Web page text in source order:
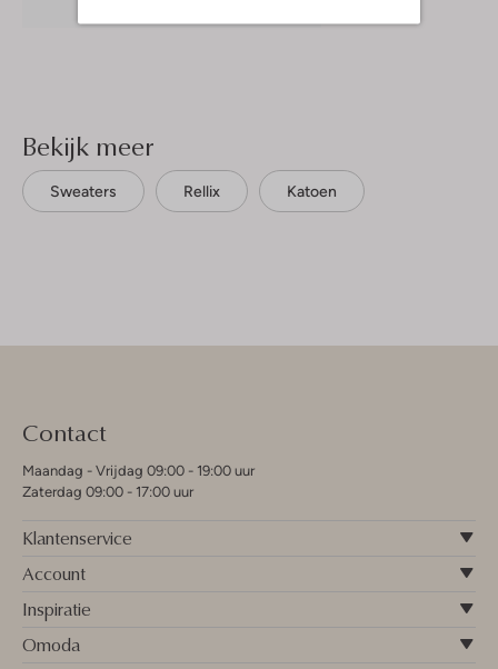
Bekijk meer
Sweaters Rellix Katoen
Contact
Maandag - Vrijdag 09:00 - 19:00 uur
Zaterdag 09:00 - 17:00 uur
Klantenservice
Account
Inspiratie
Omoda